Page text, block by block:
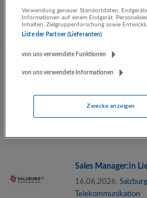
4963 Hagenau
Vertrieb, Verkauf,
2nd Level IT
Telekommunikation
Salzburg
Vertrieb, Verkauf,
Sales Manager:in
16.06.2026,
Telekommunikation
Verwendung genauer Standortdaten.
Informationen auf einem Endgerät.
Inhalten, Zielgruppenforschung sowie
Liste der Partner (Lieferanten)
von uns verwendete Funktionen
von uns verwendete Informationen
Zwecke anzeigen